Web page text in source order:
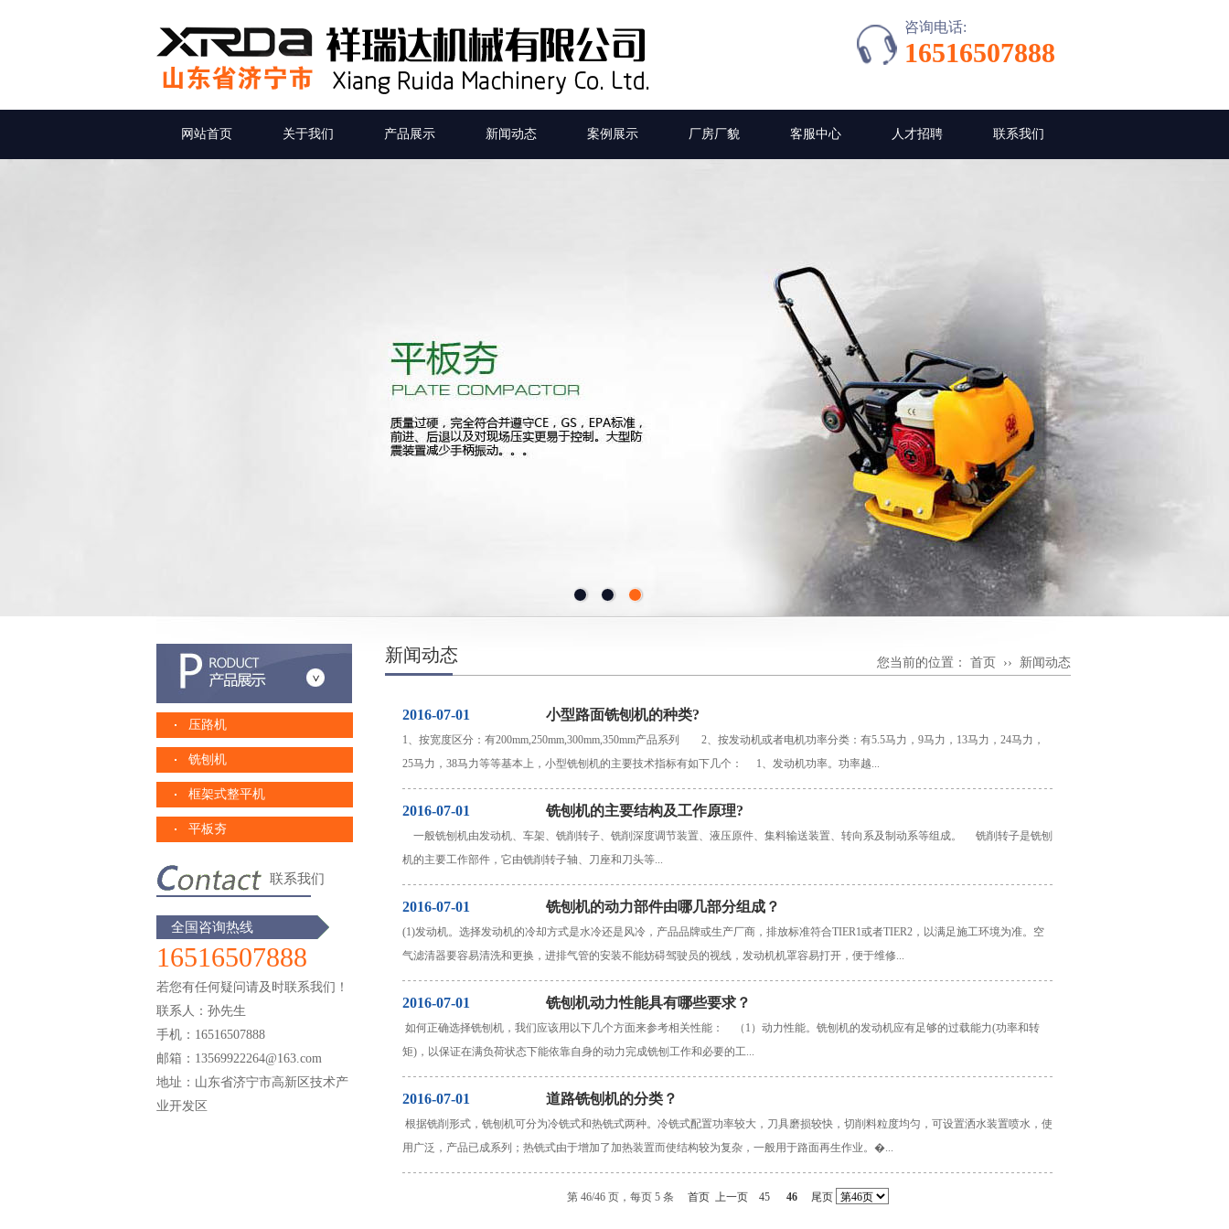
咨询电话:
16516507888
网站首页 关于我们 产品展示 新闻动态 案例展示 厂房厂貌 客服中心 人才招聘 联系我们
压路机
铣刨机
框架式整平机
平板夯
联系我们
全国咨询热线
16516507888
若您有任何疑问请及时联系我们！
联系人：孙先生
手机：16516507888
邮箱：13569922264@163.com
地址：山东省济宁市高新区技术产
业开发区
新闻动态 您当前的位置： 首页 ›› 新闻动态
2016-07-01 小型路面铣刨机的种类?
1、按宽度区分：有200mm,250mm,300mm,350mm产品系列 2、按发动机或者电机功率分类：有5.5马力，9马力，13马力，24马力，
25马力，38马力等等基本上，小型铣刨机的主要技术指标有如下几个： 1、发动机功率。功率越...
2016-07-01 铣刨机的主要结构及工作原理?
一般铣刨机由发动机、车架、铣削转子、铣削深度调节装置、液压原件、集料输送装置、转向系及制动系等组成。 铣削转子是铣刨
机的主要工作部件，它由铣削转子轴、刀座和刀头等...
2016-07-01 铣刨机的动力部件由哪几部分组成？
(1)发动机。选择发动机的冷却方式是水冷还是风冷，产品品牌或生产厂商，排放标准符合TIER1或者TIER2，以满足施工环境为准。空
气滤清器要容易清洗和更换，进排气管的安装不能妨碍驾驶员的视线，发动机机罩容易打开，便于维修...
2016-07-01 铣刨机动力性能具有哪些要求？
如何正确选择铣刨机，我们应该用以下几个方面来参考相关性能： （1）动力性能。铣刨机的发动机应有足够的过载能力(功率和转
矩)，以保证在满负荷状态下能依靠自身的动力完成铣刨工作和必要的工...
2016-07-01 道路铣刨机的分类？
根据铣削形式，铣刨机可分为冷铣式和热铣式两种。冷铣式配置功率较大，刀具磨损较快，切削料粒度均匀，可设置洒水装置喷水，使
用广泛，产品已成系列；热铣式由于增加了加热装置而使结构较为复杂，一般用于路面再生作业。�...
第 46/46 页，每页 5 条 首页 上一页 45 46 尾页